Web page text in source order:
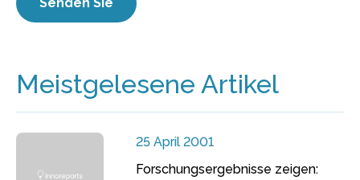
Meistgelesene Artikel
25 April 2001
Forschungsergebnisse zeigen: